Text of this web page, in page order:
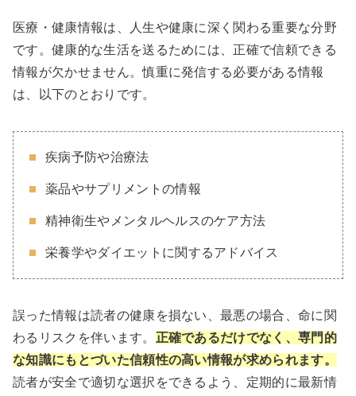
医療・健康情報は、人生や健康に深く関わる重要な分野
です。健康的な生活を送るためには、正確で信頼できる
情報が欠かせません。慎重に発信する必要がある情報
は、以下のとおりです。
疾病予防や治療法
薬品やサプリメントの情報
精神衛生やメンタルヘルスのケア方法
栄養学やダイエットに関するアドバイス
誤った情報は読者の健康を損ない、最悪の場合、命に関
わるリスクを伴います。 正確であるだけでなく、専門的
な知識にもとづいた信頼性の高い情報が求められます。
読者が安全で適切な選択をできるよう、定期的に最新情